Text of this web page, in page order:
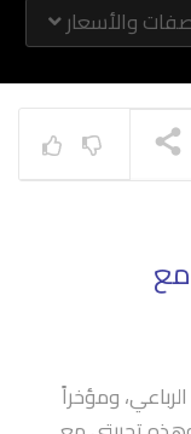
NOW PLAYING
والأسعار
مع
ومؤخراً